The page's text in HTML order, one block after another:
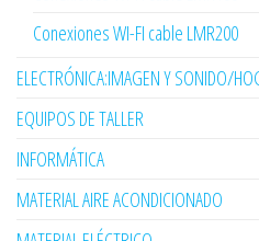
Conexiones WI-FI cable LMR200
ELECTRÓNICA:IMAGEN Y SONIDO/
EQUIPOS DE TALLER
INFORMÁTICA
MATERIAL AIRE ACONDICIONADO